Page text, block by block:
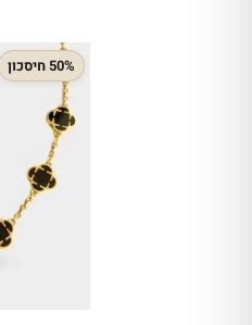
50% חיסכון